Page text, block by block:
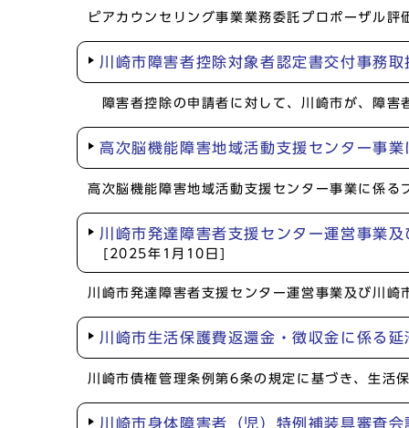
ピアカウンセリング事業業務委託プロポーザル評
川崎市障害者控除対象者認定書交付事務取
障害者控除の申請者に対して、川崎市が、障害
高次脳機能障害地域活動支援センター事
高次脳機能障害地域活動支援センター事業に係
川崎市発達障害者支援センター運営事業
[2025年1月10日]
川崎市発達障害者支援センター運営事業及び川
川崎市生活保護費返還金・徴収金に係る
川崎市債権管理条例第6条の規定に基づき、生活
川崎市身体障害者（児）特例補装具審査